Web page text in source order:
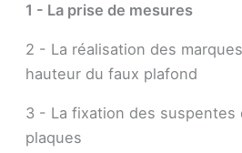
1 - La prise de mesures
2 - La réalisation des
hauteur du faux plafond
3 - La fixation des suspentes
plaques